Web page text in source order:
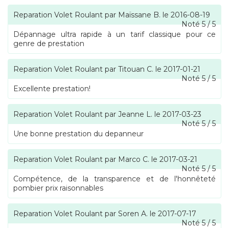
Reparation Volet Roulant par Maïssane B. le 2016-08-19
Noté5/5
Dépannage ultra rapide à un tarif classique pour ce
genre de prestation
Reparation Volet Roulant par Titouan C. le 2017-01-21
Noté5/5
Excellente prestation!
Reparation Volet Roulant par Jeanne L. le 2017-03-23
Noté5/5
Une bonne prestation du depanneur
Reparation Volet Roulant par Marco C. le 2017-03-21
Noté5/5
Compétence, de la transparence et de l'honnêteté
pombier prix raisonnables
Reparation Volet Roulant par Soren A. le 2017-07-17
Noté5/5